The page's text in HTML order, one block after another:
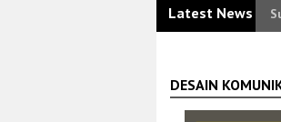
Latest News
DESAIN